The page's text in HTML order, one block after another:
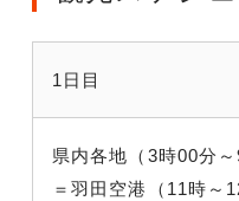
1日目
県内各地（3時00分
＝羽田空港（11時～